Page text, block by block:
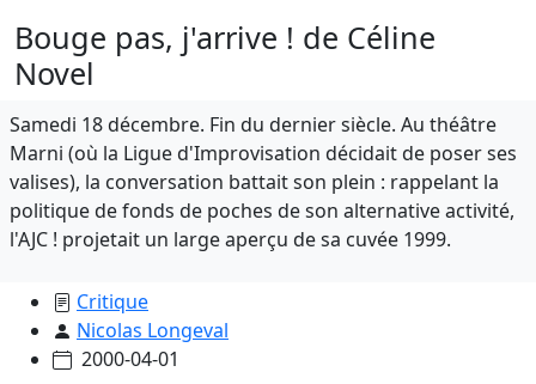
Bouge pas, j'arrive ! de Céline
Novel
Samedi 18 décembre. Fin du dernier siècle. Au théâtre
Marni (où la Ligue d'Improvisation décidait de poser ses
valises), la conversation battait son plein : rappelant la
politique de fonds de poches de son alternative activité,
l'AJC ! projetait un large aperçu de sa cuvée 1999.
Critique
Nicolas Longeval
2000-04-01